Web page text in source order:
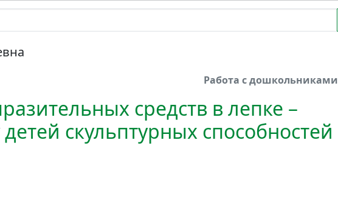
Работа с дошкольниками
средств в лепке –
скульптурных способностей